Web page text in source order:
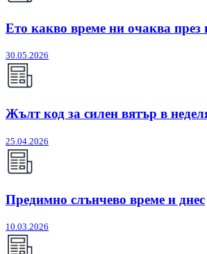
Ето какво време ни очаква през
30.05.2026
Жълт код за силен вятър в
25.04.2026
Предимно слънчево време и днес
10.03.2026